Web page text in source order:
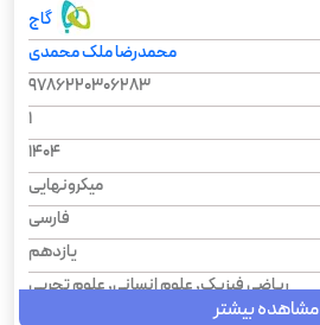
گاج
محمدرضا ملک محمدی
9786220306283
1
1404
میکرونهایی
فارسی
یازدهم
ریاضی فیزیک, علوم انسانی, علوم تجربی
مشاهده بیشتر